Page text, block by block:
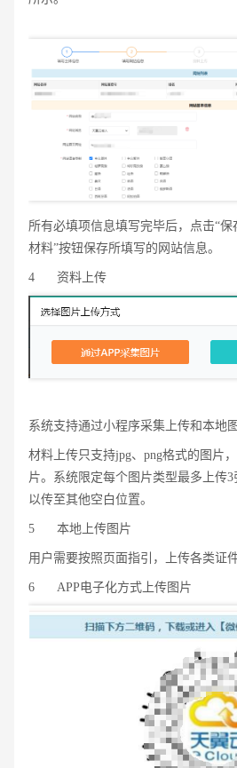
所有必填项信息填写完毕后，点击“保
材料”按钮保存所填写的网站信息。
4 资料上传
系统支持通过小程序采集上传和本地
材料上传只支持jpg、png格式的图片
片。系统限定每个图片类型最多上传3
以传至其他空白位置。
5 本地上传图片
用户需要按照页面指引，上传各类证
6 APP电子化方式上传图片